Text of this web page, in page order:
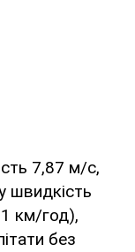
7,87 м/с,
швидкість
км/год),
без